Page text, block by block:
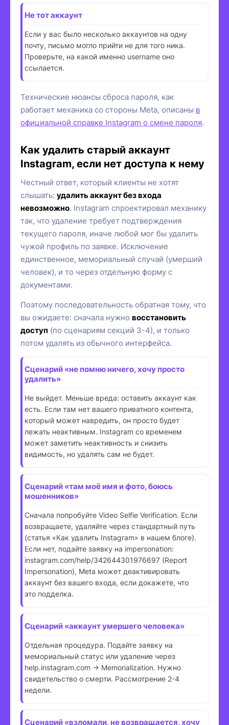
Не тот аккаунт
Если у вас было несколько аккаунтов на одну
почту, письмо могло прийти не для того ника.
Проверьте, на какой именно username оно
ссылается.
Технические нюансы сброса пароля, как
работает механика со стороны Meta, описаны в
официальной справке Instagram о смене пароля.
Как удалить старый аккаунт
Instagram, если нет доступа к нему
Честный ответ, который клиенты не хотят
слышать: удалить аккаунт без входа
невозможно. Instagram спроектировал механику
так, что удаление требует подтверждения
текущего пароля, иначе любой мог бы удалить
чужой профиль по заявке. Исключение
единственное, мемориальный случай (умерший
человек), и то через отдельную форму с
документами.
Поэтому последовательность обратная тому, что
вы ожидаете: сначала нужно восстановить
доступ (по сценариям секций 3-4), и только
потом удалять из обычного интерфейса.
Сценарий «не помню ничего, хочу просто
удалить»
Не выйдет. Меньше вреда: оставить аккаунт как
есть. Если там нет вашего приватного контента,
который может навредить, он просто будет
лежать неактивным. Instagram со временем
может заметить неактивность и снизить
видимость, но удалять сам не будет.
Сценарий «там моё имя и фото, боюсь
мошенников»
Сначала попробуйте Video Selfie Verification. Если
возвращаете, удаляйте через стандартный путь
(статья «Как удалить Instagram» в нашем блоге).
Если нет, подайте заявку на impersonation:
instagram.com/help/342644301976697 (Report
Impersonation), Meta может деактивировать
аккаунт без вашего входа, если докажете, что
это подделка.
Сценарий «аккаунт умершего человека»
Отдельная процедура. Подайте заявку на
мемориальный статус или удаление через
help.instagram.com → Memorialization. Нужно
свидетельство о смерти. Рассмотрение 2-4
недели.
Сценарий «взломали, не возвращается, хочу